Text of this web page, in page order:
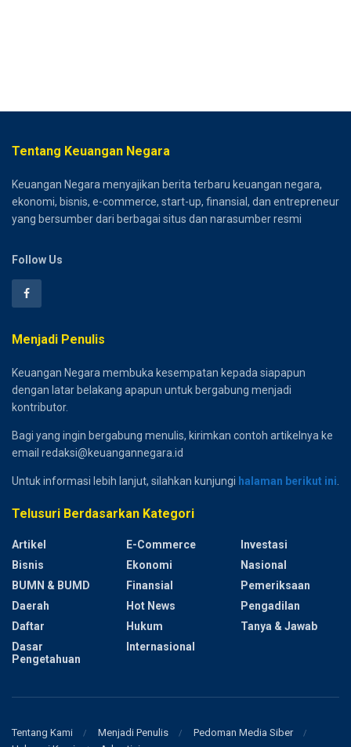
Tentang Keuangan Negara
Keuangan Negara menyajikan berita terbaru keuangan negara,
ekonomi, bisnis, e-commerce, start-up, finansial, dan entrepreneur
yang bersumber dari berbagai situs dan narasumber resmi
Follow Us
Menjadi Penulis
Keuangan Negara membuka kesempatan kepada siapapun
dengan latar belakang apapun untuk bergabung menjadi
kontributor.
Bagi yang ingin bergabung menulis, kirimkan contoh artikelnya ke
email redaksi@keuangannegara.id
Untuk informasi lebih lanjut, silahkan kunjungi halaman berikut ini
Telusuri Berdasarkan Kategori
Artikel
Bisnis
BUMN & BUMD
Daerah
Daftar
Dasar
Pengetahuan
E-Commerce
Ekonomi
Finansial
Hot News
Hukum
Internasional
Investasi
Nasional
Pemeriksaan
Pengadilan
Tanya & Jawab
Tentang Kami Menjadi Penulis
Pedoman Media Siber